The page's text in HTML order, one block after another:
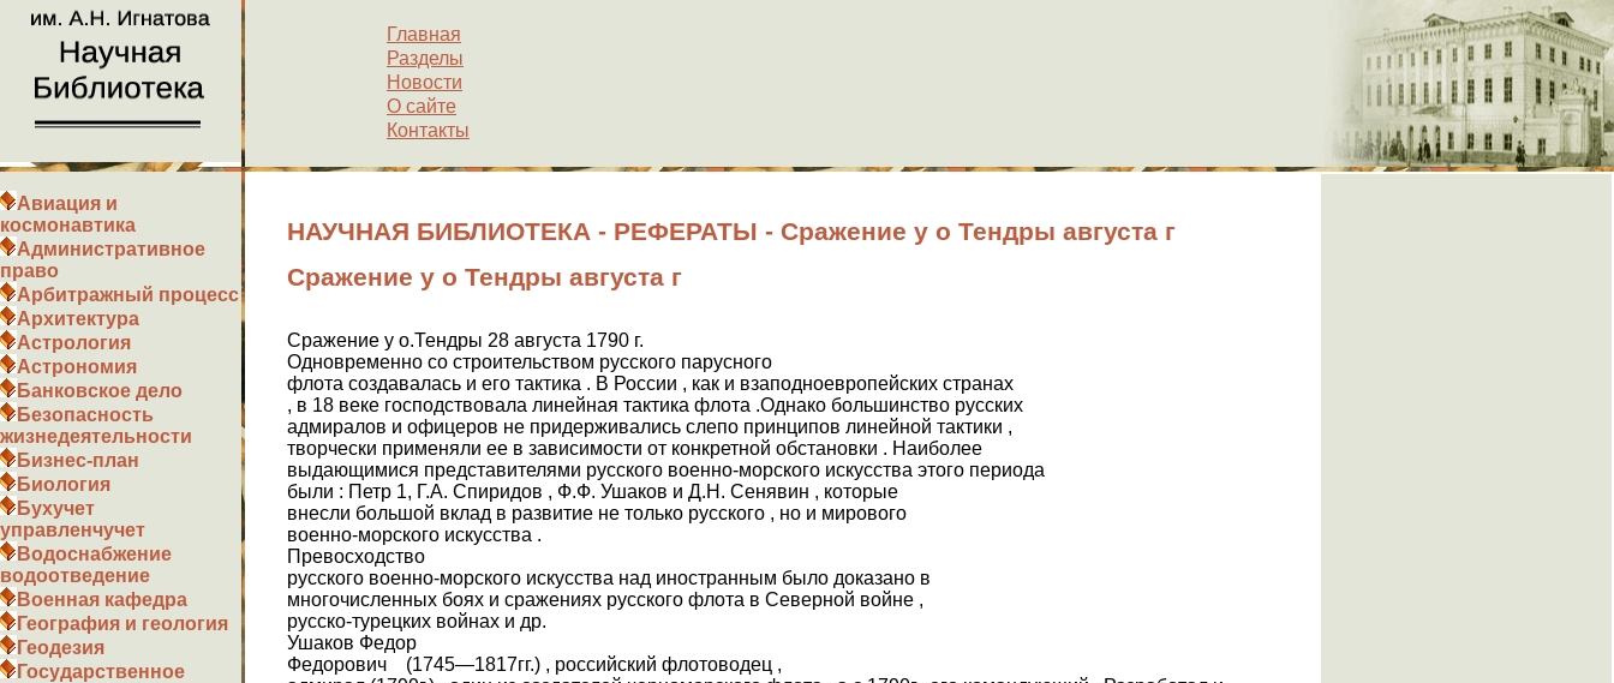
Главная
Разделы
Новости
О сайте
Контакты
Авиация и
космонавтика
Административное
право
Арбитражный процесс
Архитектура
Астрология
Астрономия
Банковское дело
Безопасность
жизнедеятельности
Бизнес-план
Биология
Бухучет
управленчучет
Водоснабжение
водоотведение
Военная кафедра
География и геология
Геодезия
Государственное
НАУЧНАЯ БИБЛИОТЕКА - РЕФЕРАТЫ - Сражение у о Тендры августа г
Сражение у о Тендры августа г
Сражение у о.Тендры 28 августа 1790 г.
Одновременно со строительством русского парусного
флота создавалась и его тактика . В России , как и взаподноевропейских странах
, в 18 веке господствовала линейная тактика флота .Однако большинство русских
адмиралов и офицеров не придерживались слепо принципов линейной тактики ,
творчески применяли ее в зависимости от конкретной обстановки . Наиболее
выдающимися представителями русского военно-морского искусства этого периода
были : Петр 1, Г.А. Спиридов , Ф.Ф. Ушаков и Д.Н. Сенявин , которые
внесли большой вклад в развитие не только русского , но и мирового
военно-морского искусства .
Превосходство
русского военно-морского искусства над иностранным было доказано в
многочисленных боях и сражениях русского флота в Северной войне ,
русско-турецких войнах и др.
Ушаков Федор
Федорович (1745—1817гг.) , российский флотоводец ,